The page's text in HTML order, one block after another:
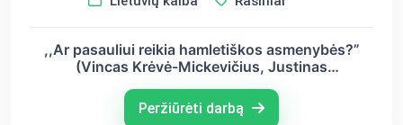
,,Ar pasauliui reikia hamletiškos asmenybės?”
(Vincas Krėvė-Mickevičius, Justinas
Peržiūrėti darbą